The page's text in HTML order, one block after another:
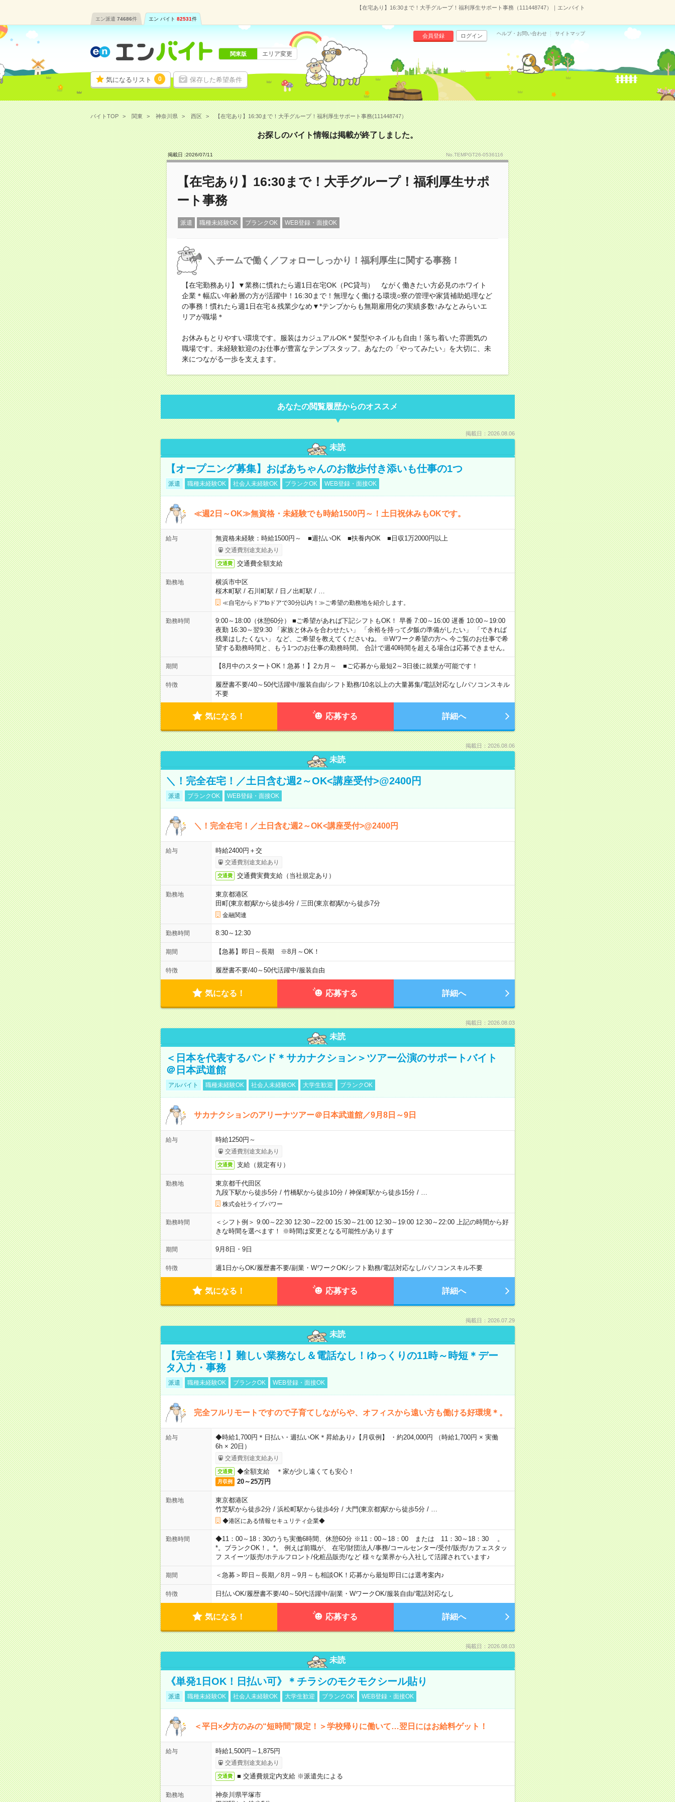
【在宅あり】16:30まで！大手グループ！福利厚生サポート事務（111448747）｜エンバイト
エン派遣 74686件 エン バイト 82531件
気になるリスト 0 保存した希望条件
会員登録 ログイン ヘルプ・お問い合わせ サイトマップ
関東版 エリア変更
バイトTOP 関東 神奈川県 西区 【在宅あり】16:30まで！大手グループ！福利厚生サポート事務(111448747）
お探しのバイト情報は掲載が終了しました。
掲載日 :2026/07/11 No.TEMPGT26-0536116
【在宅あり】16:30まで！大手グループ！福利厚生サポ
ート事務
派遣 職種未経験OK ブランクOK WEB登録・面接OK
＼チームで働く／フォローしっかり！福利厚生に関する事務！
【在宅勤務あり】▼業務に慣れたら週1日在宅OK（PC貸与） ながく働きたい方必見のホワイト
企業＊幅広い年齢層の方が活躍中！16:30まで！無理なく働ける環境○寮の管理や家賃補助処理など
の事務！慣れたら週1日在宅＆残業少なめ▼*テンプからも無期雇用化の実績多数↑みなとみらいエ
リアが職場＊
お休みもとりやすい環境です。服装はカジュアルOK＊髪型やネイルも自由！落ち着いた雰囲気の
職場です。未経験歓迎のお仕事が豊富なテンプスタッフ。あなたの「やってみたい」を大切に、未
来につながる一歩を支えます。
あなたの閲覧履歴からのオススメ
掲載日：2026.08.06
未読
【オープニング募集】おばあちゃんのお散歩付き添いも仕事の1つ
派遣 職種未経験OK 社会人未経験OK ブランクOK WEB登録・面接OK
≪週2日～OK≫無資格・未経験でも時給1500円～！土日祝休みもOKです。
給与 無資格未経験：時給1500円～ ■週払いOK ■扶養内OK ■日収1万2000円以上
交通費別途支給あり
交通費 交通費全額支給
勤務地
横浜市中区
桜木町駅 / 石川町駅 / 日ノ出町駅 /
≪自宅からドアtoドアで30分以内！≫ご希望の勤務地を紹介します。
勤務時間
9:00～18:00（休憩60分） ■ご希望があれば下記シフトもOK！ 早番 7:00～16:00 遅番 10:00～19:00
夜勤 16:30～翌9:30 「家族と休みを合わせたい」 「余裕を持って夕飯の準備がしたい」 「できれば
残業はしたくない」 など、ご希望を教えてくださいね。 ※Wワーク希望の方へ 今ご覧のお仕事で希
望する勤務時間と、もう1つのお仕事の勤務時間。 合計で週40時間を超える場合は応募できません。
期間 【8月中のスタートOK！急募！】2カ月～ ■ご応募から最短2～3日後に就業が可能です！
特徴 履歴書不要/40～50代活躍中/服装自由/シフト勤務/10名以上の大量募集/電話対応なし/パソコンスキル
不要
気になる！ 応募する 詳細へ
掲載日：2026.08.06
未読
＼！完全在宅！／土日含む週2～OK<講座受付>@2400円
派遣 ブランクOK WEB登録・面接OK
＼！完全在宅！／土日含む週2～OK<講座受付>@2400円
給与 時給2400円＋交
交通費別途支給あり
交通費 交通費実費支給（当社規定あり）
勤務地
東京都港区
田町(東京都)駅から徒歩4分/ 三田(東京都)駅から徒歩7分
金融関連
勤務時間 8:30～12:30
期間 【急募】即日～長期 ※8月～OK！
特徴 履歴書不要/40～50代活躍中/服装自由
気になる！ 応募する 詳細へ
掲載日：2026.08.03
未読
＜日本を代表するバンド＊サカナクション＞ツアー公演のサポートバイト
＠日本武道館
アルバイト 職種未経験OK 社会人未経験OK 大学生歓迎 ブランクOK
サカナクションのアリーナツアー＠日本武道館／9月8日～9日
給与 時給1250円～
交通費別途支給あり
交通費 支給（規定有り）
勤務地
東京都千代田区
九段下駅から徒歩5分/ 竹橋駅から徒歩10分/ 神保町駅から徒歩15分/
株式会社ライブパワー
勤務時間
＜シフト例＞ 9:00～22:30 12:30～22:00 15:30～21:00 12:30～19:00 12:30～22:00 上記の時間から好
きな時間を選べます！ ※時間は変更となる可能性があります
期間 9月8日・9日
特徴 週1日からOK/履歴書不要/副業・WワークOK/シフト勤務/電話対応なし/パソコンスキル不要
気になる！ 応募する 詳細へ
掲載日：2026.07.29
未読
【完全在宅！】難しい業務なし＆電話なし！ゆっくりの11時～時短＊デー
タ入力・事務
派遣 職種未経験OK ブランクOK WEB登録・面接OK
完全フルリモートですので子育てしながらや、オフィスから遠い方も働ける好環境＊。
給与
◆時給1,700円＊日払い・週払いOK＊昇給あり♪【月収例】 ・約204,000円 （時給1,700円 × 実働
6h × 20日）
交通費別途支給あり
交通費 ◆全額支給 ＊家が少し遠くても安心！
月収例 20～25万円
勤務地
東京都港区
竹芝駅から徒歩2分/ 浜松町駅から徒歩4分/ 大門(東京都)駅から徒歩5分/
◆港区にある情報セキュリティ企業◆
勤務時間
◆11：00～18：30のうち実働6時間、休憩60分 ※11：00～18：00 または 11：30～18：30 。
*。ブランクOK！。*。 例えば前職が、 在宅/財団法人/事務/コールセンター/受付/販売/カフェスタッ
フ スイーツ販売/ホテルフロント/化粧品販売/など 様々な業界から入社して活躍されています♪
期間 ＜急募＞即日～長期／8月～9月～も相談OK！応募から最短即日には選考案内♪
特徴 日払いOK/履歴書不要/40～50代活躍中/副業・WワークOK/服装自由/電話対応なし
気になる！ 応募する 詳細へ
掲載日：2026.08.03
未読
《単発1日OK！日払い可》＊チラシのモクモクシール貼り
派遣 職種未経験OK 社会人未経験OK 大学生歓迎 ブランクOK WEB登録・面接OK
＜平日×夕方のみの“短時間”限定！＞学校帰りに働いて…翌日にはお給料ゲット！
給与 時給1,500円～1,875円
交通費別途支給あり
交通費 ■ 交通費規定内支給 ※派遣先による
勤務地
神奈川県平塚市